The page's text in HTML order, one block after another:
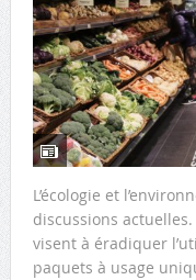
L’écologie et
discussions
visent à éradiquer
paquets à usage